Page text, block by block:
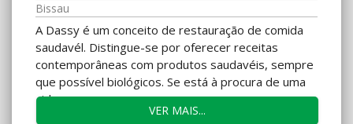
Bissau
A Dassy é um conceito de restauração de comida
saudavél. Distingue-se por oferecer receitas
contemporâneas com produtos saudavéis, sempre
que possível biológicos. Se está à procura de uma
vida...
VER MAIS...